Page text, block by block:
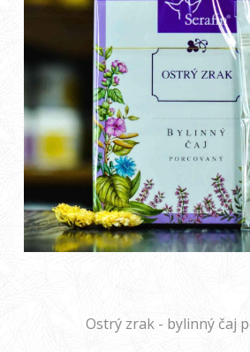
Ostrý zrak - bylinný čaj